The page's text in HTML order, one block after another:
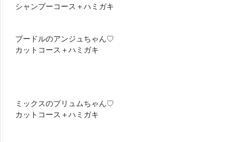
シャンプーコース＋ハミガキ
プードルのアンジュちゃん♡
カットコース＋ハミガキ
ミックスのプリュムちゃん♡
カットコース＋ハミガキ